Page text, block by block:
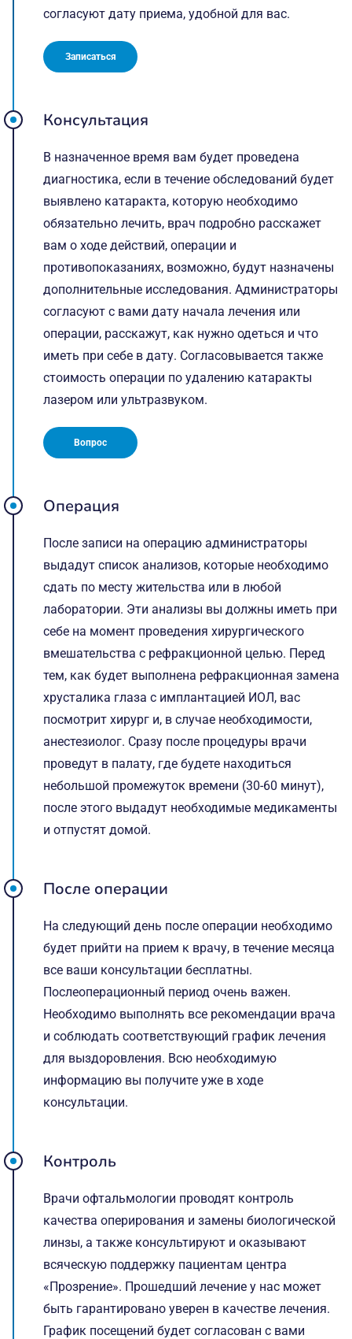
согласуют дату приема, удобной для вас.
Записаться
Консультация
В назначенное время вам будет проведена
диагностика, если в течение обследований будет
выявлено катаракта, которую необходимо
обязательно лечить, врач подробно расскажет
вам о ходе действий, операции и
противопоказаниях, возможно, будут назначены
дополнительные исследования. Администраторы
согласуют с вами дату начала лечения или
операции, расскажут, как нужно одеться и что
иметь при себе в дату. Согласовывается также
стоимость операции по удалению катаракты
лазером или ультразвуком.
Вопрос
Операция
После записи на операцию администраторы
выдадут список анализов, которые необходимо
сдать по месту жительства или в любой
лаборатории. Эти анализы вы должны иметь при
себе на момент проведения хирургического
вмешательства с рефракционной целью. Перед
тем, как будет выполнена рефракционная замена
хрусталика глаза с имплантацией ИОЛ, вас
посмотрит хирург и, в случае необходимости,
анестезиолог. Сразу после процедуры врачи
проведут в палату, где будете находиться
небольшой промежуток времени (30-60 минут),
после этого выдадут необходимые медикаменты
и отпустят домой.
После операции
На следующий день после операции необходимо
будет прийти на прием к врачу, в течение месяца
все ваши консультации бесплатны.
Послеоперационный период очень важен.
Необходимо выполнять все рекомендации врача
и соблюдать соответствующий график лечения
для выздоровления. Всю необходимую
информацию вы получите уже в ходе
консультации.
Контроль
Врачи офтальмологии проводят контроль
качества оперирования и замены биологической
линзы, а также консультируют и оказывают
всяческую поддержку пациентам центра
«Прозрение». Прошедший лечение у нас может
быть гарантировано уверен в качестве лечения.
График посещений будет согласован с вами